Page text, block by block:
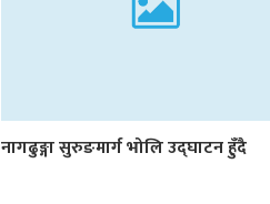
नागढुङ्गा सुरुङमार्ग भोलि उद्घाटन हुँदै